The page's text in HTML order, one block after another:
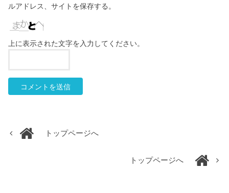
ルアドレス、サイトを保存する。
上に表示された文字を入力してください。
トップページへ
トップページへ